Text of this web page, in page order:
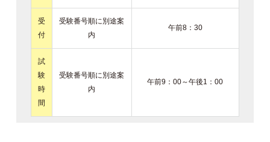
受
付
受験番号順に別途案
内
午前8：30
試
験
時
間
受験番号順に別途案
内
午前9：00～午後1：00